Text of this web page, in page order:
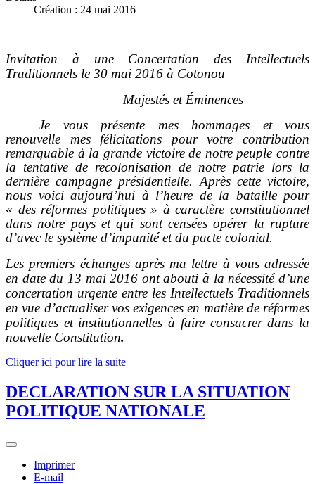
Création : 24 mai 2016
Invitation à une Concertation des Intellectuels
Traditionnels le 30 mai 2016 à Cotonou
Majestés et Éminences
Je vous présente mes hommages et vous
renouvelle mes félicitations pour votre contribution
remarquable à la grande victoire de notre peuple contre
la tentative de recolonisation de notre patrie lors la
dernière campagne présidentielle. Après cette victoire,
nous voici aujourd’hui à l’heure de la bataille pour
« des réformes politiques » à caractère constitutionnel
dans notre pays et qui sont censées opérer la rupture
d’avec le système d’impunité et du pacte colonial.
Les premiers échanges après ma lettre à vous adressée
en date du 13 mai 2016 ont abouti à la nécessité d’une
concertation urgente entre les Intellectuels Traditionnels
en vue d’actualiser vos exigences en matière de réformes
politiques et institutionnelles à faire consacrer dans la
nouvelle Constitution.
Cliquer ici pour lire la suite
DECLARATION SUR LA SITUATION
POLITIQUE NATIONALE
Imprimer
E-mail